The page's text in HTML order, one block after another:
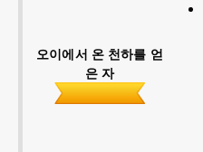
오이에서 온 천하를 얻
은 자